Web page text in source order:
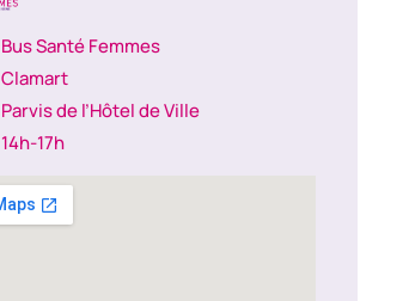
Bus Santé Femmes
Clamart
Parvis de l’Hôtel de Ville
14h-17h